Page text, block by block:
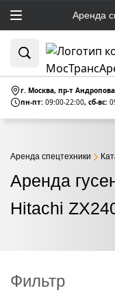
Аренда
г. Москва, пр-т
пн-пт: 09:00-22:00, сб-вс:
Аренда
Hitachi
Аренда спецтехники
Фильтр